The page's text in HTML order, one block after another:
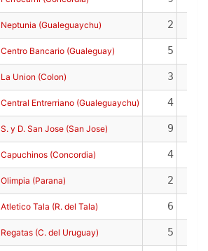
Neptunia (Gualeguaychu) 2
Centro Bancario (Gualeguay) 5
La Union (Colon) 3
Central Entrerriano (Gualeguaychu) 4
S. y D. San Jose (San Jose) 9
Capuchinos (Concordia) 4
Olimpia (Parana) 2
Atletico Tala (R. del Tala) 6
Regatas (C. del Uruguay) 5